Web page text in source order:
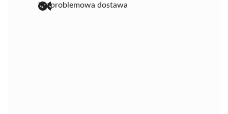
bezproblemowa dostawa